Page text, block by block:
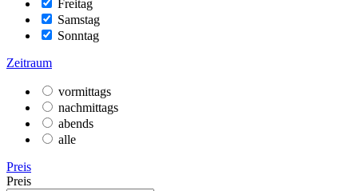
Freitag
Samstag
Sonntag
Zeitraum
vormittags
nachmittags
abends
alle
Preis
Preis